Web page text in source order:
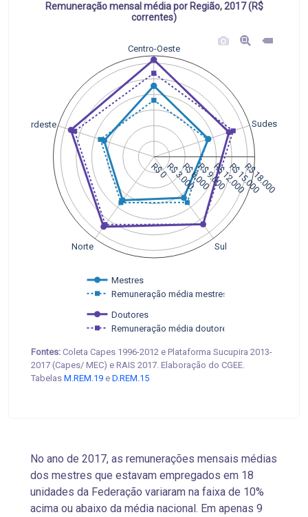
Remuneração mensal média por Região, 2017 (R$
correntes)
Centro-Oeste
Nordeste
Norte Sul
Sudeste
R$ 0R$ 3.000R$ 6.000R$ 9.000R$ 12.000
R$ 15.000
R$ 18.000
Mestres
Remuneração média mestres
Doutores
Remuneração média doutores
Fontes: Coleta Capes 1996-2012 e Plataforma Sucupira 2013-
2017 (Capes/ MEC) e RAIS 2017. Elaboração do CGEE.
Tabelas M.REM.19 e D.REM.15
No ano de 2017, as remunerações mensais médias
dos mestres que estavam empregados em 18
unidades da Federação variaram na faixa de 10%
acima ou abaixo da média nacional. Em apenas 9